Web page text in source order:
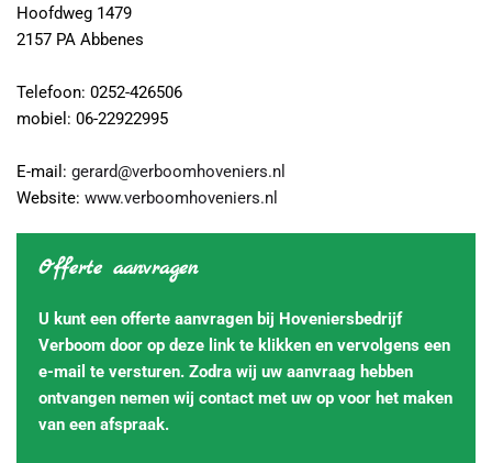
Hoofdweg 1479
2157 PA Abbenes
Telefoon: 0252-426506
mobiel: 06-22922995
E-mail: gerard@verboomhoveniers.nl
Website: www.verboomhoveniers.nl
Offerte aanvragen
U kunt een offerte aanvragen bij Hoveniersbedrijf
Verboom door op deze link te klikken en vervolgens een
e-mail te versturen. Zodra wij uw aanvraag hebben
ontvangen nemen wij contact met uw op voor het maken
van een afspraak.